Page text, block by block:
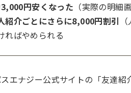
円安くなった （実際の明細
紹介ごとにさらに8,000円割引
ればやめられる
エナジー公式サイトの「友達紹